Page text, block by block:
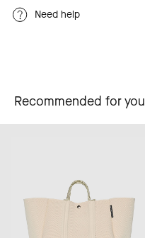
Need help
Recommended for you